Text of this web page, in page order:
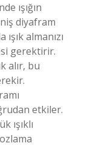
ışığın
diyafram
almanızı
gerektirir.
alır, bu
etkiler.
ışıklı